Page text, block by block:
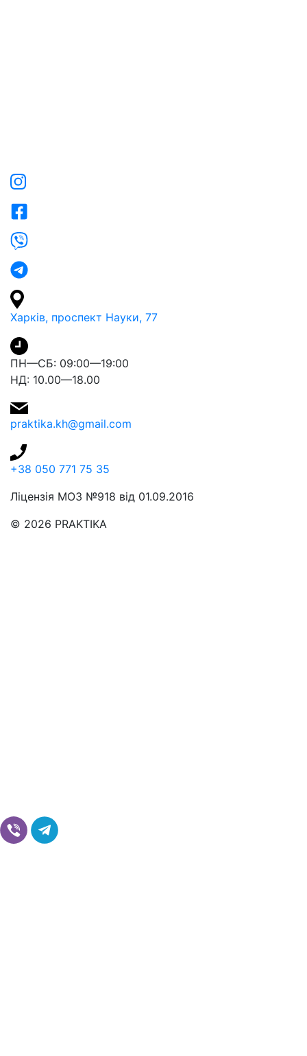
Харків, проспект Науки, 77
ПН—СБ: 09:00—19:00
НД: 10.00—18.00
praktika.kh@gmail.com
+38 050 771 75 35
Ліцензія МОЗ №918 від 01.09.2016
© 2026 PRAKTIKA